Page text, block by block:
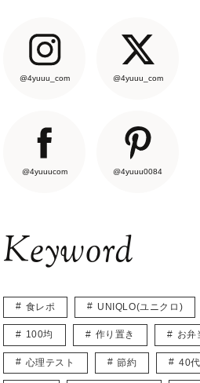
@4yuuu_com @4yuuu_com
@4yuuucom @4yuuu0084
Keyword
食レポ UNIQLO(ユニクロ)
100均 作り置き お弁
心理テスト 節約 40代